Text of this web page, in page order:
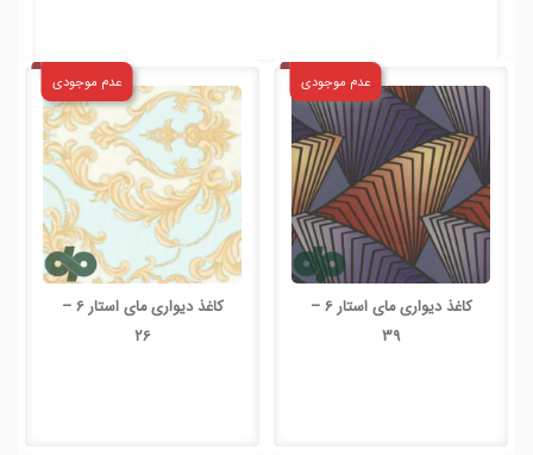
کاغذ دیواری مای استار 6 –
39
عدم موجودی
کاغذ دیواری مای استار 6 –
26
عدم موجودی